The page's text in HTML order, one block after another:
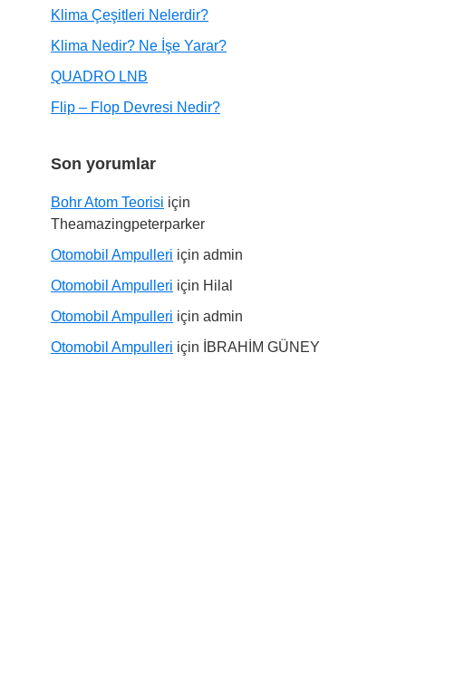
Klima Çeşitleri Nelerdir?
Klima Nedir? Ne İşe Yarar?
QUADRO LNB
Flip – Flop Devresi Nedir?
Son yorumlar
Bohr Atom Teorisi için
Theamazingpeterparker
Otomobil Ampulleri için admin
Otomobil Ampulleri için Hilal
Otomobil Ampulleri için admin
Otomobil Ampulleri için İBRAHİM GÜNEY